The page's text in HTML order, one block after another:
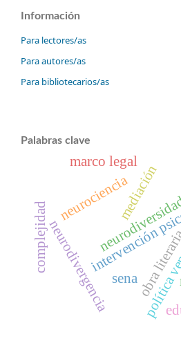
Información
Para lectores/as
Para autores/as
Para bibliotecarios/as
Palabras clave
intervención
neurodivergencia
neurocienciamediación
obra
complejidad
sena
marco legal